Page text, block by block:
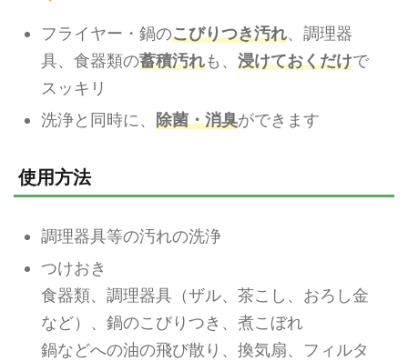
フライヤー・鍋のこびりつき汚れ、調理器
具、食器類の蓄積汚れも、 浸けておくだけで
スッキリ
洗浄と同時に、 除菌・消臭ができます
使用方法
調理器具等の汚れの洗浄
つけおき
食器類、調理器具（ザル、茶こし、おろし金
など）、鍋のこびりつき、煮こぼれ
鍋などへの油の飛び散り、換気扇、フィルタ